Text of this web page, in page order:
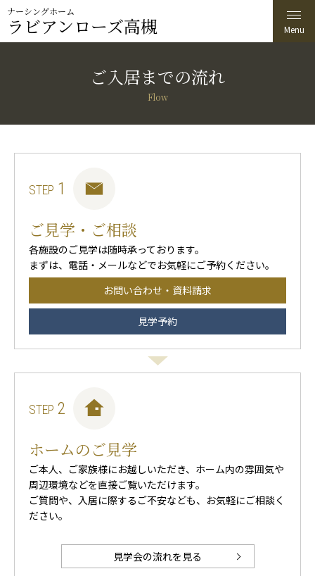
ナーシングホーム
ラビアンローズ高槻
ご入居までの流れ
Flow
STEP 1
ご見学・ご相談
各施設のご見学は随時承っております。
まずは、電話・メールなどでお気軽にご予約ください。
お問い合わせ・資料請求
見学予約
STEP 2
ホームのご見学
ご本人、ご家族様にお越しいただき、ホーム内の雰囲気や
周辺環境などを直接ご覧いただけます。
ご質問や、入居に際するご不安なども、お気軽にご相談く
ださい。
見学会の流れを見る